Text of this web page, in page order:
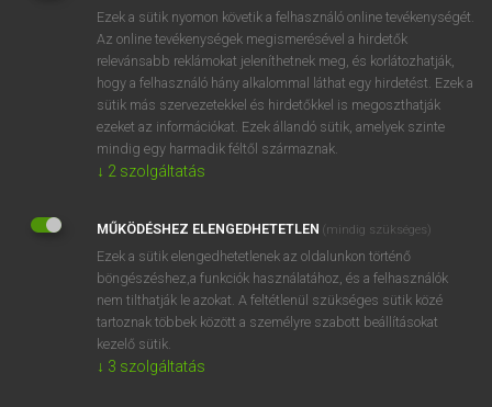
Adrianople
adsorb
adsorbate
Ezek a sütik nyomon követik a felhasználó online tevékenységét.
Az online tevékenységek megismerésével a hirdetők
relevánsabb reklámokat jeleníthetnek meg, és korlátozhatják,
hogy a felhasználó hány alkalommal láthat egy hirdetést. Ezek a
sütik más szervezetekkel és hirdetőkkel is megoszthatják
ezeket az információkat. Ezek állandó sütik, amelyek szinte
mindig egy harmadik féltől származnak.
↓ 2 szolgáltatás
MŰKÖDÉSHEZ ELENGEDHETETLEN (mindig szükséges)
Ezek a sütik elengedhetetlenek az oldalunkon történő
böngészéshez,a funkciók használatához, és a felhasználók
nem tilthatják le azokat. A feltétlenül szükséges sütik közé
tartoznak többek között a személyre szabott beállításokat
kezelő sütik.
↓ 3 szolgáltatás